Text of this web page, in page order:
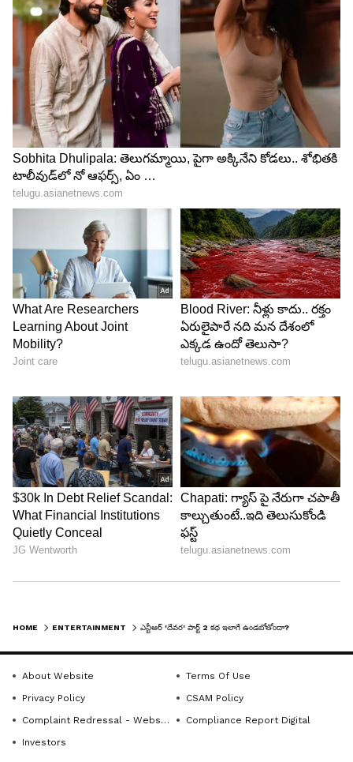
ఎన్టీఆర్ వేరియేషన్ హైలెట్
ఇక దేవర, వర(వరద) అనే రెండు విభిన్న పాత్రలో
కనిపించిన ఎన్టీఆర్‌.. ప్రతి పాత్రలోనూ వేరియేషన్‌ చూపించి
ఆకట్టుకున్నాడు. యాక్షన్‌ తో మాస్‌ ఆడియన్స్‌ను
అలరించటంలో తనకు తిరుగులేదని మరోసారి ప్రూవ్‌
చేసుకున్నాడు. ఇక డ్యాన్స్‌ కూడా ఇరగదీశాడు. ఈ
సినిమాతో టాలీవుడ్‌ ఎంట్రీ ఇచ్చిన జాన్వీ.. పల్లెటూరి
అమ్మాయి ‘తంగం’ పాత్రలో ఒదిగిపోయింది. తెరపై అచ్చం
తెలుగమ్మాయిలాగే కనిపించింది. కాకపోతే ఈమె పాత్ర నిడివి
చాలా తక్కువనే చెప్పాలి. ఇందులో సైఫ్‌ అలీఖాన్‌ భైరవ
బిగ్ బాస్ హౌజ్ నుంచి నాలుగో వారం ఎలిమినేట్
అయ్యేది ఎవరు?
HOME ENTERTAINMENT ఎన్టీఆర్ 'దేవర' పార్ట్ 2 కథ ఇలాగే ఉండబోతోందా?
About Website
Terms Of Use
Privacy Policy
CSAM Policy
Complaint Redressal - Website
Compliance Report Digital
Investors